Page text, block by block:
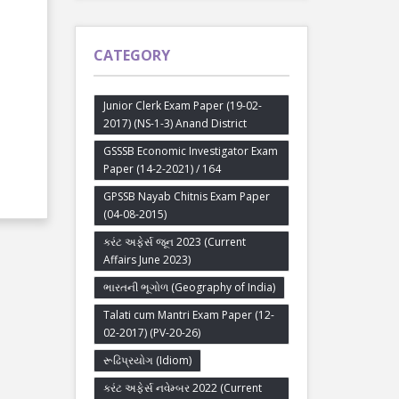
CATEGORY
Junior Clerk Exam Paper (19-02-
2017) (NS-1-3) Anand District
GSSSB Economic Investigator Exam
Paper (14-2-2021) / 164
GPSSB Nayab Chitnis Exam Paper
(04-08-2015)
કરંટ અફેર્સ જૂન 2023 (Current
Affairs June 2023)
ભારતની ભૂગોળ (Geography of India)
Talati cum Mantri Exam Paper (12-
02-2017) (PV-20-26)
રૂઢિપ્રયોગ (Idiom)
કરંટ અફેર્સ નવેમ્બર 2022 (Current